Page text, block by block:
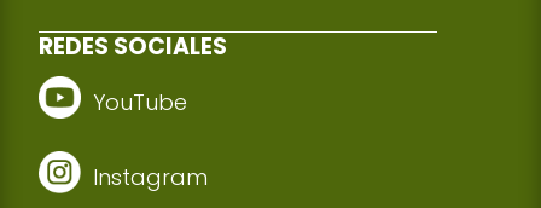
REDES SOCIALES
YouTube
Instagram